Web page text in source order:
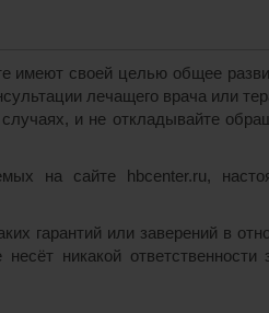
своей целью общее
лечащего врача или
и не откладывайте
на сайте hbcenter.ru,
гарантий или заверений в
никакой